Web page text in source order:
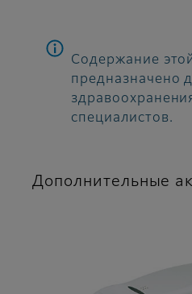
Содержание
предназначено
специалистов.
Дополнительные